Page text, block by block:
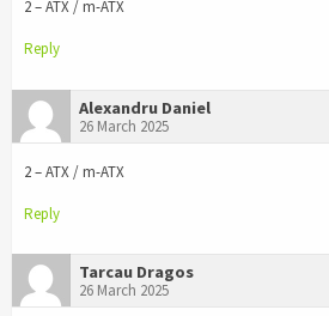
2 – ATX / m-ATX
Reply
Alexandru Daniel
26 March 2025
2 – ATX / m-ATX
Reply
Tarcau Dragos
26 March 2025